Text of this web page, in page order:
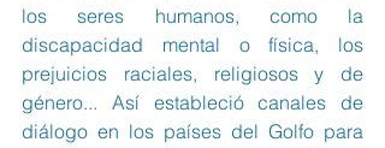
los seres humanos, como la
discapacidad mental o física, los
prejuicios raciales, religiosos y de
género... Así estableció canales de
diálogo en los países del Golfo para